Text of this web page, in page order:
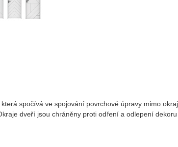
spočívá ve spojování povrchové úpravy mimo
dveří jsou chráněny proti odření a odlepení